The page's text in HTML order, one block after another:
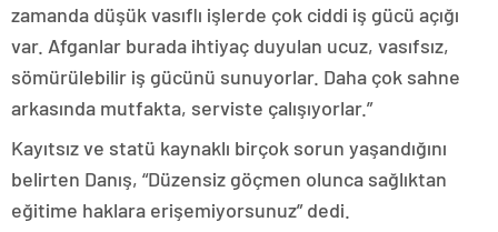
zamanda düşük vasıflı işlerde çok ciddi iş gücü açığı
var. Afganlar burada ihtiyaç duyulan ucuz, vasıfsız,
sömürülebilir iş gücünü sunuyorlar. Daha çok sahne
arkasında mutfakta, serviste çalışıyorlar.”
Kayıtsız ve statü kaynaklı birçok sorun yaşandığını
belirten Danış, “Düzensiz göçmen olunca sağlıktan
eğitime haklara erişemiyorsunuz” dedi.